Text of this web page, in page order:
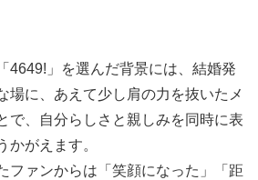
4649!」を選んだ背景には、結婚発
場に、あえて少し肩の力を抜いたメ
で、自分らしさと親しみを同時に表
かがえます。
ファンからは「笑顔になった」「距